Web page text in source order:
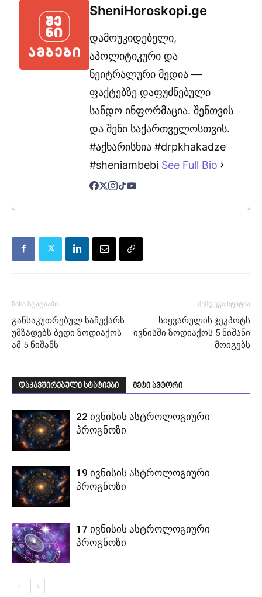
SheniHoroskopi.ge
დამოუკიდებელი,
აპოლიტიკური და
ნეიტრალური მედია —
ფაქტებზე დაფუძნებული
სანდო ინფორმაცია. შენთვის
და შენი საქართველოსთვის.
#აქხარისხია #drpkhakadze
#sheniambebi See Full Bio
წინა სტატიაში
განსაკუთრებულ საჩუქარს
უმზადებს ბედი ზოდიაქოს
ამ 5 ნიშანს
შემდეგი სტატია
სიყვარულის ჯეკპოტს
ივნისში ზოდიაქოს 5 ნიშანი
მოიგებს
დაკავშირებული სტატიები მეტი ავტორი
22 ივნისის ასტროლოგიური
პროგნოზი
19 ივნისის ასტროლოგიური
პროგნოზი
17 ივნისის ასტროლოგიური
პროგნოზი